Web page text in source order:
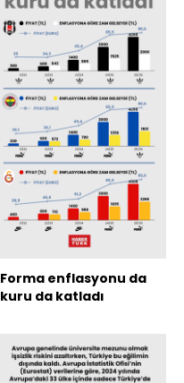
Forma enflasyonu da
kuru da katladı